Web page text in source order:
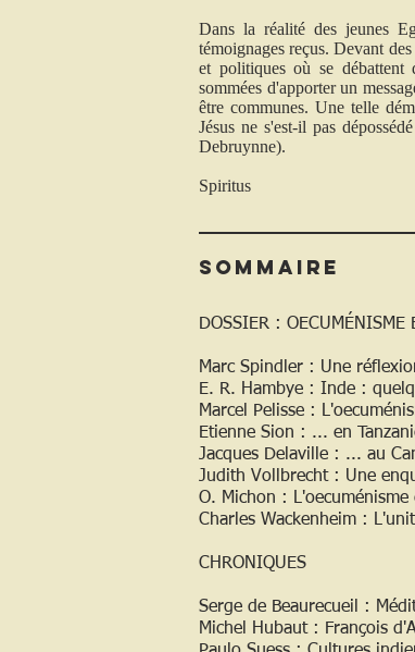
Dans la réalité des jeunes
témoignages reçus. Devant
et politiques où se débattent
sommées d'apporter un
être communes. Une telle
Jésus ne s'est-il pas
Debruynne).
Spiritus
Sommaire
DOSSIER : OECUMÉNISME
Marc Spindler : Une
E. R. Hambye : Inde :
Marcel Pelisse :
Etienne Sion : ... en
Jacques Delaville : ... au
Judith Vollbrecht : Une
O. Michon : L'oecuménisme
Charles Wackenheim :
CHRONIQUES
Serge de Beaurecueil :
Michel Hubaut : François